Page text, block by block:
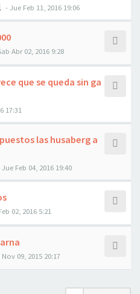
- Jue Feb 11, 2016 19:06
Abr 02, 2016 9:28
que se queda sin ga
17:31
las husaberg a
Jue Feb 04, 2016 19:40
02, 2016 5:21
09, 2015 20:17